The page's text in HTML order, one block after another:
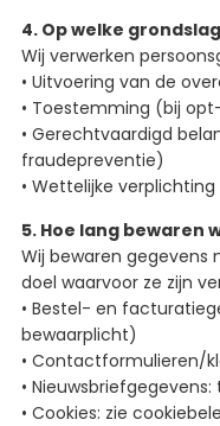
4. Op welke
Wij verwerken
• Uitvoering van de
• Toestemming (bij
• Gerechtvaardigd
fraudepreventie)
• Wettelijke
5. Hoe lang bewaren
Wij bewaren gegevens
doel waarvoor ze zijn
• Bestel- en
bewaarplicht)
• Contactformulieren/
•
• Cookies: zie